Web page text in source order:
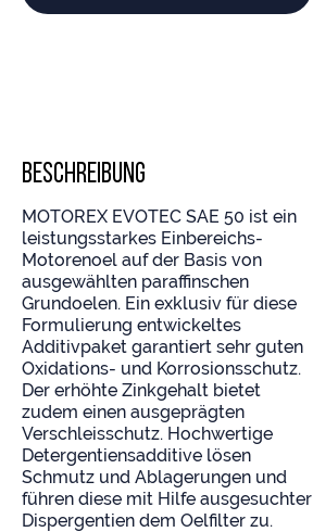
Beschreibung
MOTOREX EVOTEC SAE 50 ist ein
leistungsstarkes Einbereichs-
Motorenoel auf der Basis von
ausgewählten paraffinschen
Grundoelen. Ein exklusiv für diese
Formulierung entwickeltes
Additivpaket garantiert sehr guten
Oxidations- und Korrosionsschutz.
Der erhöhte Zinkgehalt bietet
zudem einen ausgeprägten
Verschleisschutz. Hochwertige
Detergentiensadditive lösen
Schmutz und Ablagerungen und
führen diese mit Hilfe ausgesuchter
Dispergentien dem Oelfilter zu.